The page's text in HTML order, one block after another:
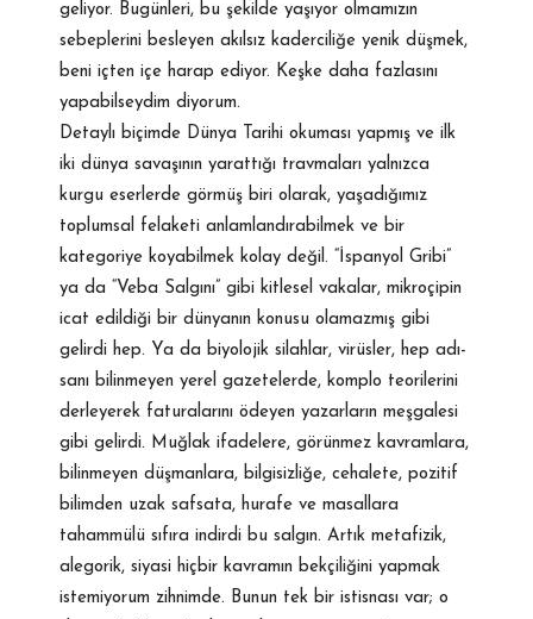
geliyor. Bugünleri, bu şekilde yaşıyor olmamızın
sebeplerini besleyen akılsız kaderciliğe yenik düşmek,
beni içten içe harap ediyor. Keşke daha fazlasını
yapabilseydim diyorum.
Detaylı biçimde Dünya Tarihi okuması yapmış ve ilk
iki dünya savaşının yarattığı travmaları yalnızca
kurgu eserlerde görmüş biri olarak, yaşadığımız
toplumsal felaketi anlamlandırabilmek ve bir
kategoriye koyabilmek kolay değil. “İspanyol Gribi”
ya da “Veba Salgını” gibi kitlesel vakalar, mikroçipin
icat edildiği bir dünyanın konusu olamazmış gibi
gelirdi hep. Ya da biyolojik silahlar, virüsler, hep adı-
sanı bilinmeyen yerel gazetelerde, komplo teorilerini
derleyerek faturalarını ödeyen yazarların meşgalesi
gibi gelirdi. Muğlak ifadelere, görünmez kavramlara,
bilinmeyen düşmanlara, bilgisizliğe, cehalete, pozitif
bilimden uzak safsata, hurafe ve masallara
tahammülü sıfıra indirdi bu salgın. Artık metafizik,
alegorik, siyasi hiçbir kavramın bekçiliğini yapmak
istemiyorum zihnimde. Bunun tek bir istisnası var; o